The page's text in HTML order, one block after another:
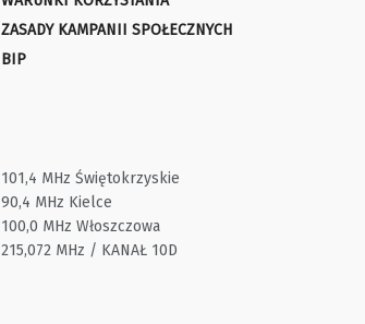
ZASADY KAMPANII SPOŁECZNYCH
BIP
101,4 MHz Świętokrzyskie
90,4 MHz Kielce
100,0 MHz Włoszczowa
215,072 MHz / KANAŁ 10D